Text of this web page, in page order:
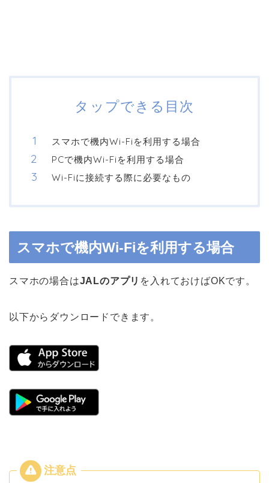
タップできる目次
スマホで機内Wi-Fiを利用する場合
PCで機内Wi-Fiを利用する場合
Wi-Fiに接続する際に必要なもの
スマホで機内Wi-Fiを利用する場合
スマホの場合はJALのアプリ を入れておけばOKです。
以下からダウンロードできます。